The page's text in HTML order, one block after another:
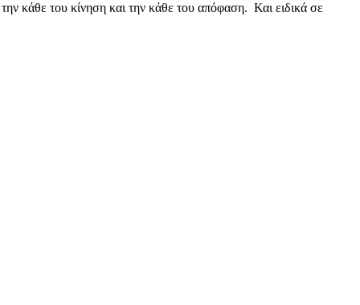
κάθε του κίνηση και την κάθε του απόφαση. Και ειδικά σε